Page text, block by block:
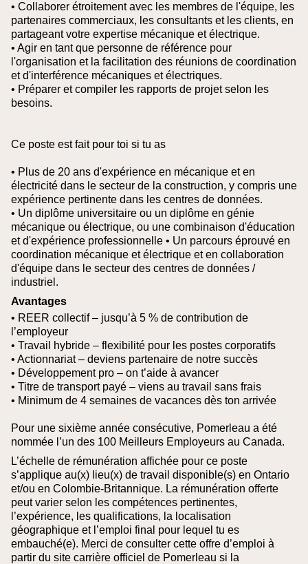
• Collaborer étroitement avec les membres de l'équipe, les
partenaires commerciaux, les consultants et les clients, en
partageant votre expertise mécanique et électrique.
• Agir en tant que personne de référence pour
l'organisation et la facilitation des réunions de coordination
et d'interférence mécaniques et électriques.
• Préparer et compiler les rapports de projet selon les
besoins.
Ce poste est fait pour toi si tu as
• Plus de 20 ans d'expérience en mécanique et en
électricité dans le secteur de la construction, y compris une
expérience pertinente dans les centres de données.
• Un diplôme universitaire ou un diplôme en génie
mécanique ou électrique, ou une combinaison d'éducation
et d'expérience professionnelle • Un parcours éprouvé en
coordination mécanique et électrique et en collaboration
d'équipe dans le secteur des centres de données /
industriel.
Avantages
• REER collectif – jusqu’à 5 % de contribution de
l’employeur
• Travail hybride – flexibilité pour les postes corporatifs
• Actionnariat – deviens partenaire de notre succès
• Développement pro – on t’aide à avancer
• Titre de transport payé – viens au travail sans frais
• Minimum de 4 semaines de vacances dès ton arrivée
Pour une sixième année consécutive, Pomerleau a été
nommée l’un des 100 Meilleurs Employeurs au Canada.
L’échelle de rémunération affichée pour ce poste
s’applique au(x) lieu(x) de travail disponible(s) en Ontario
et/ou en Colombie‑Britannique. La rémunération offerte
peut varier selon les compétences pertinentes,
l’expérience, les qualifications, la localisation
géographique et l’emploi final pour lequel tu es
embauché(e). Merci de consulter cette offre d’emploi à
partir du site carrière officiel de Pomerleau si la